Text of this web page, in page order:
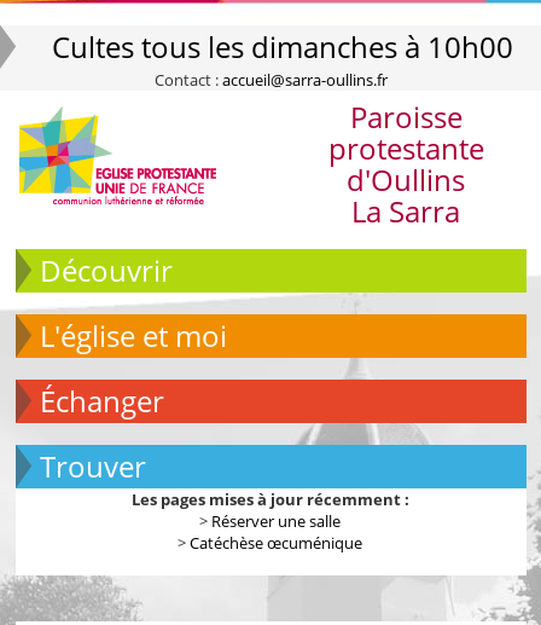
Cultes tous les dimanches à 10h00
Contact :accueil@sarra-oullins.fr
Paroisse
protestante
d'Oullins
La Sarra
Découvrir
L'église et moi
échanger
Trouver
Les pages mises à jour récemment :
> Réserver une salle
>Catéchèse œcuménique